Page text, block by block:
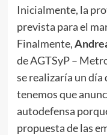
Inicialmente, la
prevista para el
Finalmente,
de AGTSyP –
se realizaría un día
tenemos que
autodefensa
propuesta de las